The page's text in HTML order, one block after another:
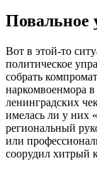
Повальное
Вот в этой-то
политическое
собрать
наркомвоенмора
ленинградских
имелась ли у них
региональный
или
соорудил хитрый